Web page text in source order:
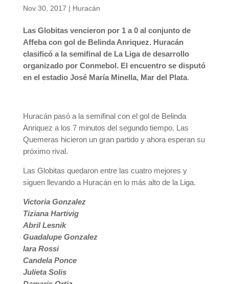
Nov 30, 2017 | Huracán
Las Globitas vencieron por 1 a 0 al conjunto de
Affeba con gol de Belinda Anriquez. Huracán
clasificó a la semifinal de La Liga de desarrollo
organizado por Conmebol. El encuentro se disputó
en el estadio José María Minella, Mar del Plata.
Huracán pasó a la semifinal con el gol de Belinda
Anriquez a los 7 minutos del segundo tiempo. Las
Quemeras hicieron un gran partido y ahora esperan su
próximo rival.
Las Globitas quedaron entre las cuatro mejores y
siguen llevando a Huracán en lo más alto de la Liga.
Victoria Gonzalez
Tiziana Hartivig
Abril Lesnik
Guadalupe Gonzalez
Iara Rossi
Candela Ponce
Julieta Solis